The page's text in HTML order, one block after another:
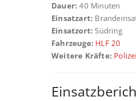
Dauer: 40 Minuten
Einsatzart:
Einsatzort: Südring
Fahrzeuge: HLF 20
Weitere Kräfte: Polizei